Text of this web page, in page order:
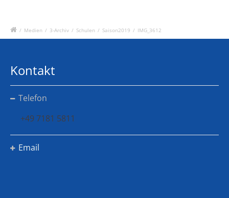
/ Medien / 3-Archiv / Schulen / Saison2019 / IMG_3612
Kontakt
Telefon
+49 7181 5811
Email